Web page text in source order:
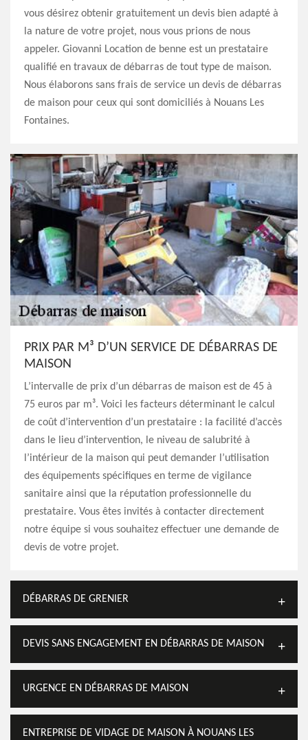
vous désirez obtenir gratuitement un devis bien adapté à
la nature de votre projet, nous vous prions de nous
appeler. Giovanni Location de benne est un prestataire
qualifié en travaux de débarras de tout type de maison.
Nous élaborons sans frais de service un devis de débarras
de maison pour ceux qui sont domiciliés à Nouans Les
Fontaines.
PRIX PAR M³ D’UN SERVICE DE DÉBARRAS DE
MAISON
L’intervalle de prix d’un débarras de maison est de 45 à
75 euros par m³. Voici les facteurs déterminant le calcul
de coût d’intervention d’un prestataire : la facilité d’accès
dans le lieu d’intervention, le niveau de salubrité à
l’intérieur de la maison qui peut demander l’utilisation
des équipements spécifiques en terme de vigilance
sanitaire ainsi que la réputation professionnelle du
prestataire. Vous êtes invités à contacter directement
notre équipe si vous souhaitez effectuer une demande de
devis de votre projet.
DÉBARRAS DE GRENIER
DEVIS SANS ENGAGEMENT EN DÉBARRAS DE MAISON
URGENCE EN DÉBARRAS DE MAISON
ENTREPRISE DE VIDAGE DE MAISON À NOUANS LES